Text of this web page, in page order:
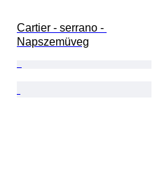
Cartier - serrano -
Napszemüveg